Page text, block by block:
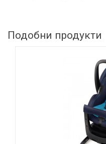
Подобни продукти